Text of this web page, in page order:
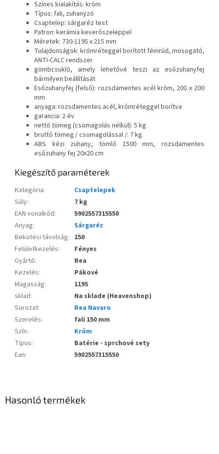
Színes kialakítás: króm
Típus: fali, zuhanyzó
Csaptelep: sárgaréz test
Patron: kerámia keverőszeleppel
Méretek: 730-1195 x 215 mm
Tulajdonságok: krómréteggel borított fémrúd, mosogató,
ANTI-CALC rendszer
gömbcsukló, amely lehetővé teszi az esőzuhanyfej
bármilyen beállítását
Esőzuhanyfej (felső): rozsdamentes acél króm, 200 x 200
mm
anyaga: rozsdamentes acél, krómréteggel borítva
garancia: 2 év
nettó tömeg (csomagolás nélkül): 5 kg
bruttó tömeg / csomagolással /: 7 kg
ABS kézi zuhany, tömlő 1500 mm, rozsdamentes
esőzuhany fej 20x20 cm
Kiegészítő paraméterek
Kategória:
Csaptelepek
Súly:
7 kg
EAN vonalkód:
5902557315550
Anyag:
Sárgaréz
Bekötési távolság: 150
Felületkezelés:
Fényes
Gyártó:
Rea
Kezelés:
Pákové
Magasság:
1195
sklad:
Na sklade (Heavenshop)
Sorozat:
Rea Navaro
Szerelés:
fali 150 mm
Szín:
Króm
Típus:
Batérie - sprchové sety
Ean: 5902557315550
Hasonló termékek